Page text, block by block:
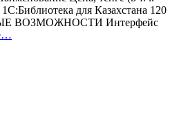
для Казахстана 120
ВОЗМОЖНОСТИ Интерфейс